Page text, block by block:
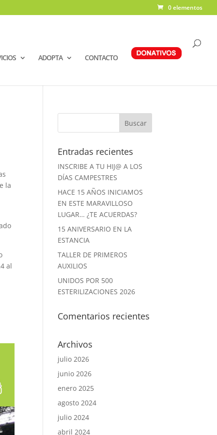
0 elementos
ADOPTA CONTACTO
la
al
Entradas recientes
INSCRIBE A TU HIJ@ A LOS
DÍAS CAMPESTRES
HACE 15 AÑOS INICIAMOS
EN ESTE MARAVILLOSO
LUGAR… ¿TE ACUERDAS?
15 ANIVERSARIO EN LA
ESTANCIA
TALLER DE PRIMEROS
AUXILIOS
UNIDOS POR 500
ESTERILIZACIONES 2026
Comentarios recientes
Archivos
julio 2026
junio 2026
enero 2025
agosto 2024
julio 2024
abril 2024